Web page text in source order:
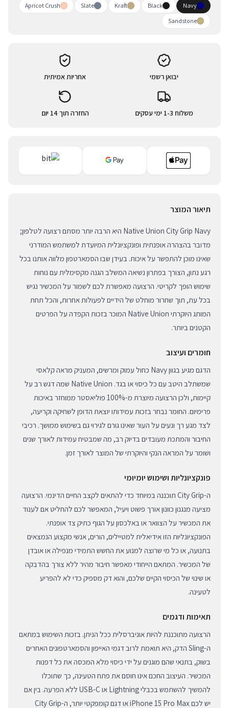
Navy
Black
Kraft
Slate
Apricot Crush
Sandstone
יבואן רשמי אחריות אמיתית
משלוח 1-3 ימי עסקים החזרה תוך 14 יום
תיאור המוצר
Native Union City Grip Navy היא הרבה יותר מסתם רצועה לטלפון;
מדובר בהצהרה אופנתית ופונקציונלית המיועדת למשתמש המודרני
שאינו מוכן להתפשר על איכות. בעידן שבו הסמארטפון מלווה אותנו בכל
רגע נתון, הצורך בפתרון נשיאה המשלב הגנה מקסימלית עם נוחות
שימוש הופך לקריטי. הרצועה מאפשרת לכם לשמור על המכשיר נגיש
בכל עת, תוך שחרור מוחלט של הידיים לפעולות אחרות, והכל תחת
המותג היוקרתי Native Union המוכר בזכות הקפדה על הפרטים
הקטנים ביותר.
חומרים ועיצוב
הדגם מגיע בגוון Navy כחול עמוק ומרשים, המעניק מראה קלאסי
שמשתלב היטב עם כל כיסוי או בגד. Native Union שמה דגש רב על
קיימות, ולכן הרצועה מיוצרת מ-100% פוליאסטר ממוחזר באיכות
פרימיום. החומר נבחר בזכות עמידותו יוצאת הדופן לשחיקה וקריעה,
לצד מגע רך ונעים על העור שאינו גורם לגירוי גם בשימוש ממושך. רכיבי
החיבור והמתכת מעובדים בדיוק רב, מה שמבטיח עמידות לאורך שנים
ושומר על המראה הנקי והיוקרתי של המוצר לאורך זמן.
פונקציונליות ושימוש יומיומי
ה-City Grip תוכננה במיוחד כדי להתאים לקצב החיים הדינמי. הרצועה
מציעה מנגנון כוונון אורך פשוט ויעיל, המאפשר לכם להחליט אם לענוד
את המכשיר על הצוואר או באלכסון על הגוף כתיק צד אופנתי.
הפונקציונליות הזו אידיאלית למטיילים, הורים, אנשי מקצוע הנמצאים
בתנועה, או כל מי שרוצה למנוע את החשש התמידי מנפילה או אובדן
של המכשיר. המתאם הייחודי מאפשר חיבור מהיר ללא צורך בהדבקה
או שינוי של הכיסוי הקיים שלכם, והוא דק מספיק כדי לא להפריע
לטעינה.
תאימות ודגמים
הרצועה מתוכננת להיות אוניברסלית ככל הניתן. בזכות השימוש במתאם
ה-Sling הדק, היא תואמת לרוב דגמי האייפון והסמארטפונים האחרים
בשוק, בתנאי שהם מוגנים על ידי כיסוי מלא המכסה את כל דפנות
המכשיר. העיצוב החכם אינו חוסם את פתח הטעינה, כך שתוכלו
להמשיך להשתמש בכבלי Lightning או USB-C ללא הפרעה. בין אם
יש לכם iPhone 15 Pro Max או דגם קומפקטי יותר, ה-City Grip